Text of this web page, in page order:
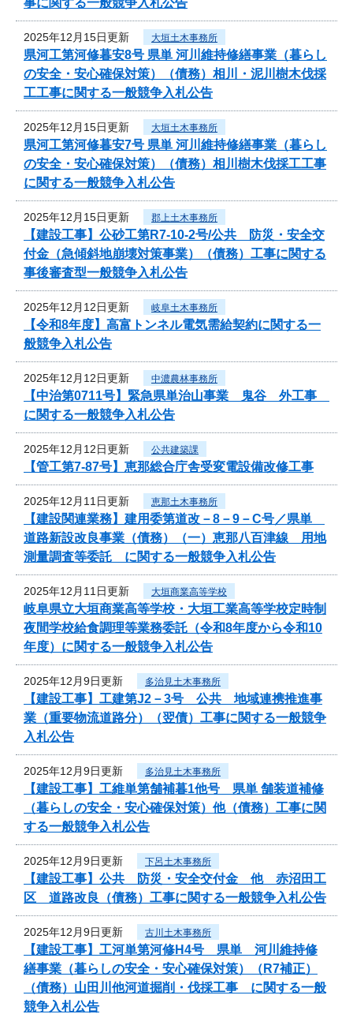
2025年12月15日更新 大垣土木事務所
県河工第河修暮安8号 県単 河川維持修繕事業（暮らし
の安全・安心確保対策）（債務）相川・泥川樹木伐採
工工事に関する一般競争入札公告
2025年12月15日更新 大垣土木事務所
県河工第河修暮安7号 県単 河川維持修繕事業（暮らし
の安全・安心確保対策）（債務）相川樹木伐採工工事
に関する一般競争入札公告
2025年12月15日更新 郡上土木事務所
【建設工事】公砂工第R7-10-2号/公共 防災・安全交
付金（急傾斜地崩壊対策事業）（債務）工事に関する
事後審査型一般競争入札公告
2025年12月12日更新 岐阜土木事務所
【令和8年度】高富トンネル電気需給契約に関する一
般競争入札公告
2025年12月12日更新 中濃農林事務所
【中治第0711号】緊急県単治山事業 鬼谷 外工事
に関する一般競争入札公告
2025年12月12日更新 公共建築課
【管工第7-87号】恵那総合庁舎受変電設備改修工事
2025年12月11日更新 恵那土木事務所
【建設関連業務】建用委第道改－8－9－C号／県単
道路新設改良事業（債務）（一）恵那八百津線 用地
測量調査等委託 に関する一般競争入札公告
2025年12月11日更新 大垣商業高等学校
岐阜県立大垣商業高等学校・大垣工業高等学校定時制
夜間学校給食調理等業務委託（令和8年度から令和10
年度）に関する一般競争入札公告
2025年12月9日更新 多治見土木事務所
【建設工事】工建第J2－3号 公共 地域連携推進事
業（重要物流道路分）（翌債）工事に関する一般競争
入札公告
2025年12月9日更新 多治見土木事務所
【建設工事】工維単第舗補暮1他号 県単 舗装道補修
（暮らしの安全・安心確保対策）他（債務）工事に関
する一般競争入札公告
2025年12月9日更新 下呂土木事務所
【建設工事】公共 防災・安全交付金 他 赤沼田工
区 道路改良（債務）工事に関する一般競争入札公告
2025年12月9日更新 古川土木事務所
【建設工事】工河単第河修H4号 県単 河川維持修
繕事業（暮らしの安全・安心確保対策）（R7補正）
（債務）山田川他河道掘削・伐採工事 に関する一般
競争入札公告